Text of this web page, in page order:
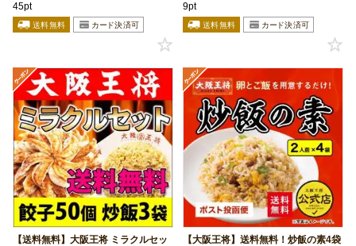
45pt 9pt
【送料無料】大阪王将 ミラクルセッ
【大阪王将】送料無料！炒飯の素4袋